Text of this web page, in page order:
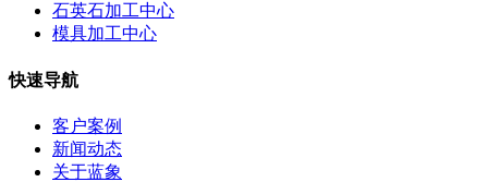
石英石加工中心
模具加工中心
快速导航
客户案例
新闻动态
关于蓝象